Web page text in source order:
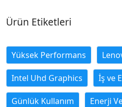
Ürün Etiketleri
Yüksek Performans
Intel Uhd Graphics İş ve
Günlük Kullanım Enerji